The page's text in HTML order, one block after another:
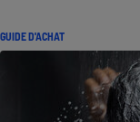
GUIDE D'ACHAT